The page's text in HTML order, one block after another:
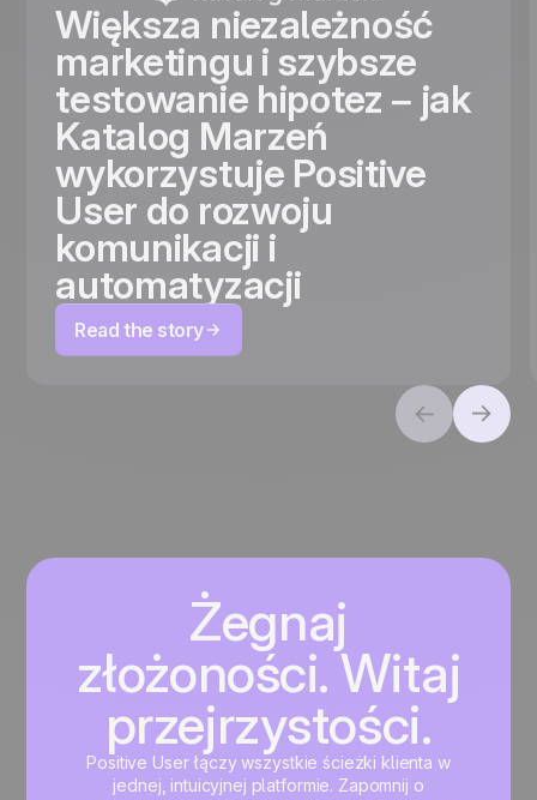
Większa niezależność
marketingu i szybsze
testowanie hipotez – jak
Katalog Marzeń
wykorzystuje Positive
User do rozwoju
komunikacji i
automatyzacji
Read the story
Żegnaj
złożoności. Witaj
przejrzystości.
Positive User łączy wszystkie ścieżki klienta w
jednej, intuicyjnej platformie. Zapomnij o